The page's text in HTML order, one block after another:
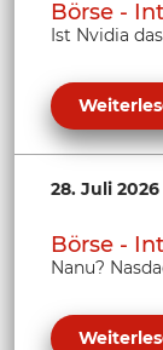
Börse -
Ist Nvidia
28. Juli 2026
Börse -
Nanu?